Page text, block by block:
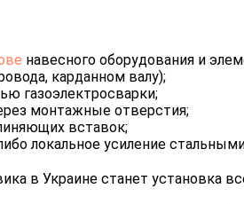
навесного оборудования и
карданном валу);
газоэлектросварки;
монтажные отверстия;
вставок;
локальное усиление
в Украине станет установка